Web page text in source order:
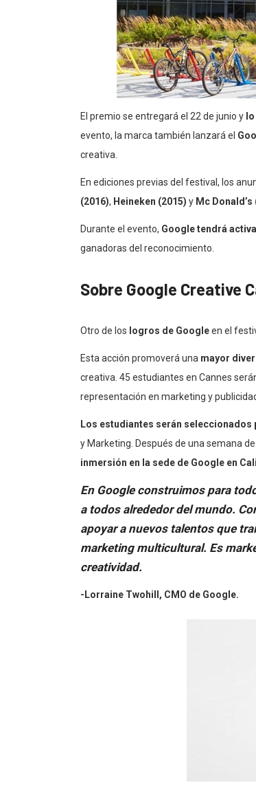
El premio se entregará el 22 de junio y
evento, la marca también lanzará el
creativa.
En ediciones previas del festival, los
(2016), Heineken (2015) y Mc Donald’s
Durante el evento, Google tendrá
ganadoras del reconocimiento.
Sobre Google Creative
Otro de los logros de Googleen el
Esta acción promoverá una mayor
creativa. 45 estudiantes en Cannes
representación en marketing y
Los estudiantes serán seleccionados
y Marketing. Después de una semana
inmersión en la sede de Google en
En Google construimos para
a todos alrededor del mundo.
apoyar a nuevos talentos que
marketing multicultural. Es
creatividad.
-Lorraine Twohill, CMO de Google.